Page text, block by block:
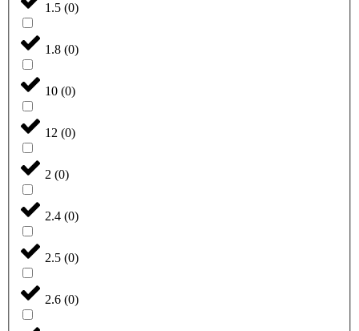
1.5 (0)
1.8 (0)
10 (0)
12 (0)
2 (0)
2.4 (0)
2.5 (0)
2.6 (0)